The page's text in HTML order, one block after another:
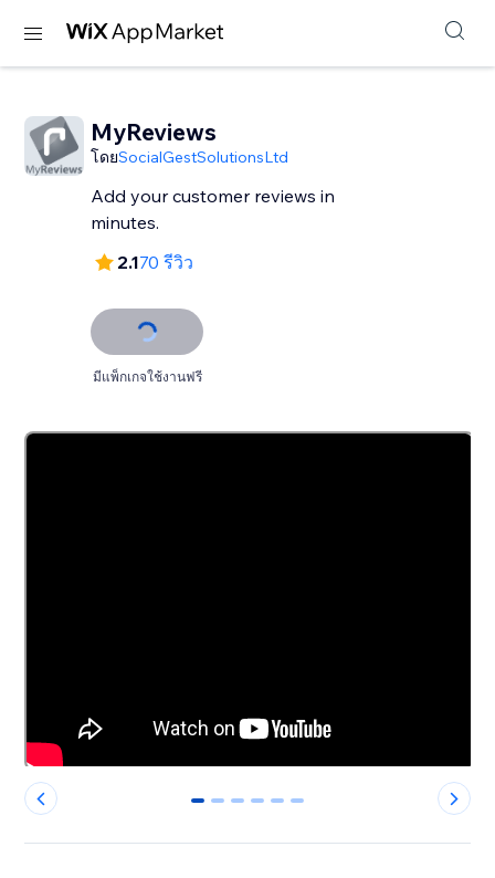
MyReviews
โดยSocialGestSolutionsLtd
Add your customer reviews in
minutes.
2.170 รีวิว
มีแพ็กเกจใช้งานฟรี
0 1 2 3 4 5